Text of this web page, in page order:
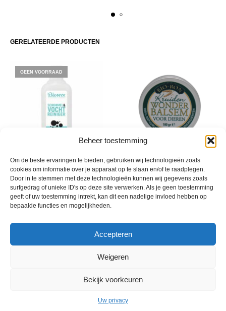
Beheer toestemming
Om de beste ervaringen te bieden, gebruiken wij technologieën zoals
cookies om informatie over je apparaat op te slaan en/of te raadplegen.
Door in te stemmen met deze technologieën kunnen wij gegevens zoals
surfgedrag of unieke ID's op deze site verwerken. Als je geen toestemming
geeft of uw toestemming intrekt, kan dit een nadelige invloed hebben op
bepaalde functies en mogelijkheden.
Accepteren
Weigeren
Bekijk voorkeuren
Uw privacy
kan
GERELATEERDE PRODUCTEN
GEEN VOORRAAD
BIOnyx Schimmel en
Vochtreiniger
€8,99 incl. btw
Dit
product
heeft
optie
Kruiden Wonder Balsem
€7,95 - € 27,95Prijsklasse:
€ 7,95
tot
incl. btw